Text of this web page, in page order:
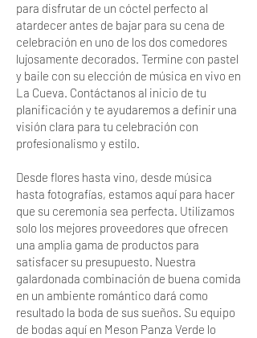
para disfrutar de un cóctel perfecto al
atardecer antes de bajar para su cena de
celebración en uno de los dos comedores
lujosamente decorados. Termine con pastel
y baile con su elección de música en vivo en
La Cueva. Contáctanos al inicio de tu
planificación y te ayudaremos a definir una
visión clara para tu celebración con
profesionalismo y estilo.
Desde flores hasta vino, desde música
hasta fotografías, estamos aquí para hacer
que su ceremonia sea perfecta. Utilizamos
solo los mejores proveedores que ofrecen
una amplia gama de productos para
satisfacer su presupuesto. Nuestra
galardonada combinación de buena comida
en un ambiente romántico dará como
resultado la boda de sus sueños. Su equipo
de bodas aquí en Meson Panza Verde lo